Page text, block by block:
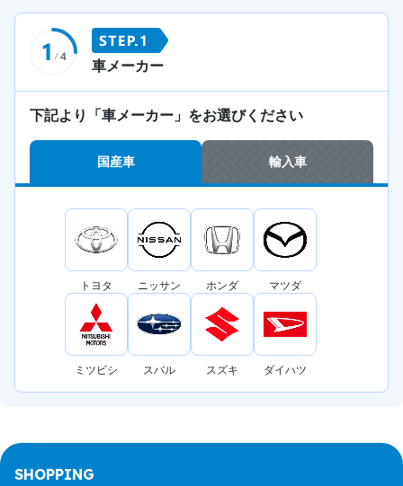
車メーカー
下記より「車メーカー」をお選びください
国産車 輸入車
トヨタ ニッサン ホンダ マツダ
ミツビシ スバル スズキ ダイハツ
SHOPPING